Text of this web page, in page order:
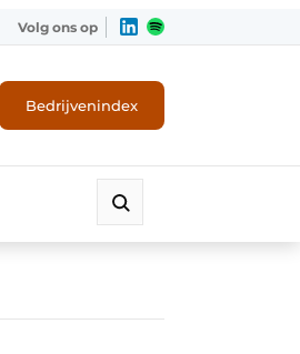
Volg ons op
Bedrijvenindex